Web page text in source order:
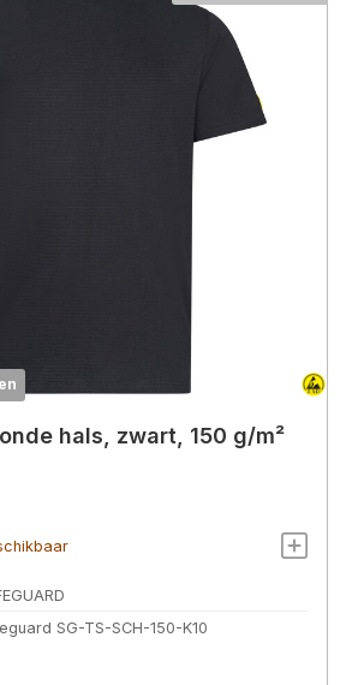
hals, zwart, 150 g/m²
SG-TS-SCH-150-K10